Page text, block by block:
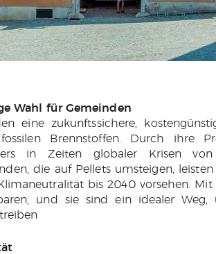
Wahl für Gemeinden
eine zukunftssichere,
Brennstoffen. Durch ihre
in Zeiten globaler Krisen
die auf Pellets umsteigen,
bis 2040 vorsehen. Mit
und sie sind ein idealer